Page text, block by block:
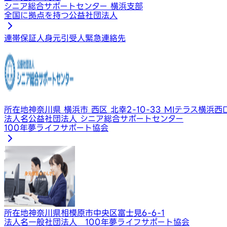
シニア総合サポートセンター 横浜支部
全国に拠点を持つ公益社団法人
連帯保証人身元引受人緊急連絡先
所在地神奈川県 横浜市 西区 北幸2-10-33 MIテラス横浜西
法人名公益社団法人 シニア総合サポートセンター
100年夢ライフサポート協会
所在地神奈川県相模原市中央区富士見6-6-1
法人名一般社団法人 100年夢ライフサポート協会